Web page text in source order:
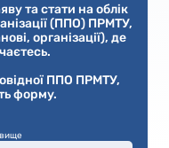
та стати на облік
(ППО) ПРМТУ,
організації), де
ППО ПРМТУ,
форму.